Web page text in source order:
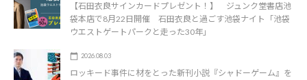
【石田衣良サインカードプレゼント！】 ジュンク堂書店池
袋本店で8月22日開催 石田衣良と過ごす池袋ナイト「池袋
ウエストゲートパークと走った30年」
2026.08.03
ロッキード事件に材をとった新刊小説『シャドーゲーム』を